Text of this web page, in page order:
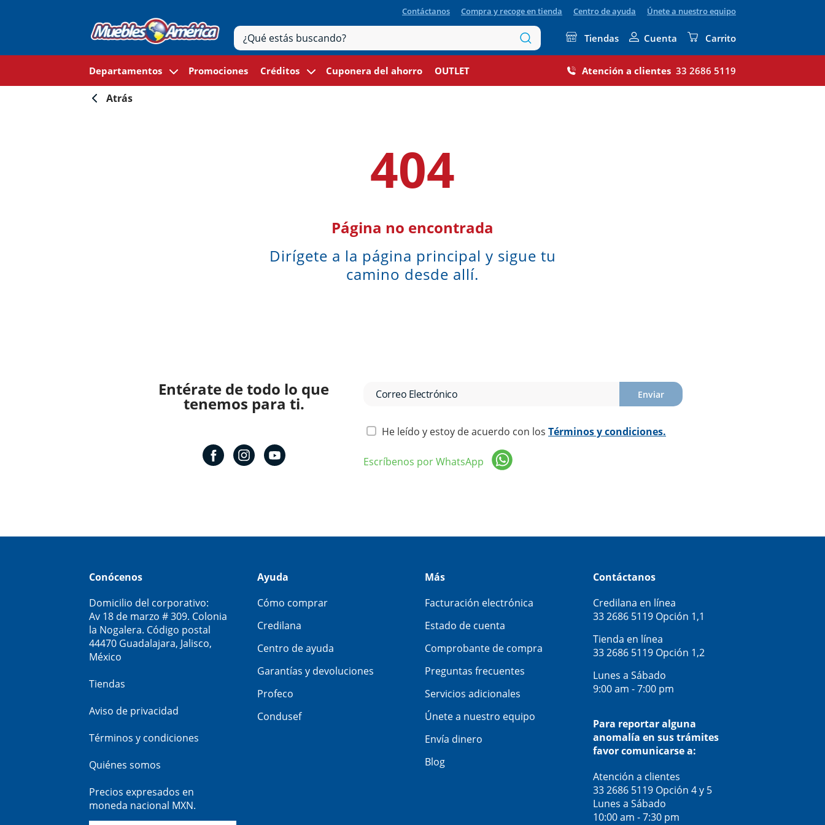
Contáctanos Compra y recoge en tienda Centro de ayuda Únete a nuestro equipo
Tiendas Cuenta Carrito
Departamentos Promociones Créditos Cuponera del ahorro OUTLET Atención a clientes 33 2686 5119
Atrás
404
Página no encontrada
Dirígete a la página principal y sigue tu
camino desde allí.
Entérate de todo lo que
tenemos para ti. Enviar
He leído y estoy de acuerdo con los Términos y condiciones.
Escríbenos por WhatsApp
Conócenos
Domicilio del corporativo:
Av 18 de marzo # 309. Colonia
la Nogalera. Código postal
44470 Guadalajara, Jalisco,
México
Tiendas
Aviso de privacidad
Términos y condiciones
Quiénes somos
Precios expresados en
moneda nacional MXN.
Ayuda
Cómo comprar
Credilana
Centro de ayuda
Garantías y devoluciones
Profeco
Condusef
Más
Facturación electrónica
Estado de cuenta
Comprobante de compra
Preguntas frecuentes
Servicios adicionales
Únete a nuestro equipo
Envía dinero
Blog
Contáctanos
Credilana en línea
33 2686 5119 Opción 1,1
Tienda en línea
33 2686 5119 Opción 1,2
Lunes a Sábado
9:00 am - 7:00 pm
Para reportar alguna
anomalía en sus trámites
favor comunicarse a:
Atención a clientes
33 2686 5119 Opción 4 y 5
Lunes a Sábado
10:00 am - 7:30 pm